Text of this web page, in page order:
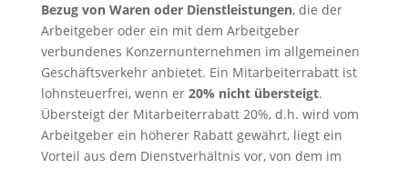
Bezug von Waren oder Dienstleistungen, die der
Arbeitgeber oder ein mit dem Arbeitgeber
verbundenes Konzernunternehmen im allgemeinen
Geschäftsverkehr anbietet. Ein Mitarbeiterrabatt ist
lohnsteuerfrei, wenn er 20% nicht übersteigt.
Übersteigt der Mitarbeiterrabatt 20%, d.h. wird vom
Arbeitgeber ein höherer Rabatt gewährt, liegt ein
Vorteil aus dem Dienstverhältnis vor, von dem im